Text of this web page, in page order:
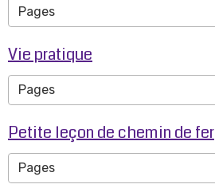
Vie pratique
Petite leçon de chemin de fer